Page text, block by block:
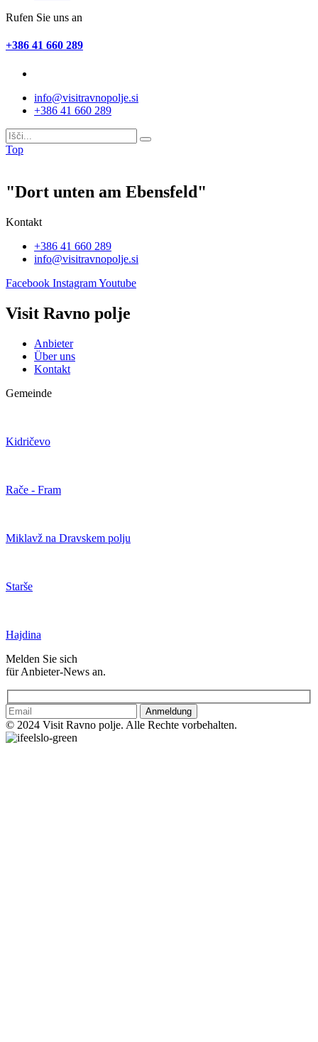
Rufen Sie uns an
+386 41 660 289
info@visitravnopolje.si
+386 41 660 289
Top
"Dort unten am Ebensfeld"
Kontakt
+386 41 660 289
info@visitravnopolje.si
Facebook InstagramYoutube
Visit Ravno polje
Anbieter
Über uns
Kontakt
Gemeinde
Kidričevo
Rače - Fram
Miklavž na Dravskem polju
Starše
Hajdina
Melden Sie sich
für Anbieter-News an.
Anmeldung
© 2024 Visit Ravno polje. Alle Rechte vorbehalten.